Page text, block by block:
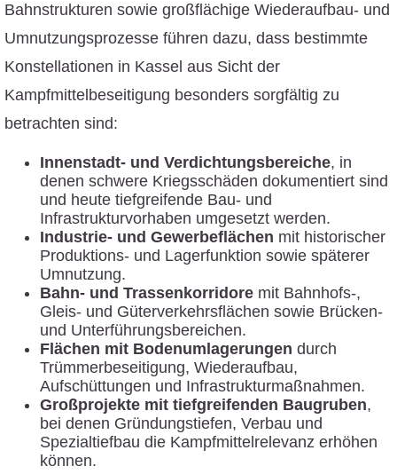
Bahnstrukturen sowie großflächige Wiederaufbau- und
Umnutzungsprozesse führen dazu, dass bestimmte
Konstellationen in Kassel aus Sicht der
Kampfmittelbeseitigung besonders sorgfältig zu
betrachten sind:
Innenstadt- und Verdichtungsbereiche, in
denen schwere Kriegsschäden dokumentiert sind
und heute tiefgreifende Bau- und
Infrastrukturvorhaben umgesetzt werden.
Industrie- und Gewerbeflächen mit historischer
Produktions- und Lagerfunktion sowie späterer
Umnutzung.
Bahn- und Trassenkorridore mit Bahnhofs-,
Gleis- und Güterverkehrsflächen sowie Brücken-
und Unterführungsbereichen.
Flächen mit Bodenumlagerungen durch
Trümmerbeseitigung, Wiederaufbau,
Aufschüttungen und Infrastrukturmaßnahmen.
Großprojekte mit tiefgreifenden Baugruben,
bei denen Gründungstiefen, Verbau und
Spezialtiefbau die Kampfmittelrelevanz erhöhen
können.